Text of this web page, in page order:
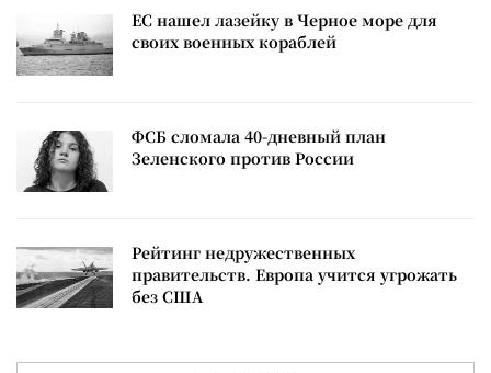
ЕС нашел лазейку в Черное море для
своих военных кораблей
ФСБ сломала 40-дневный план
Зеленского против России
Рейтинг недружественных
правительств. Европа учится угрожать
без США